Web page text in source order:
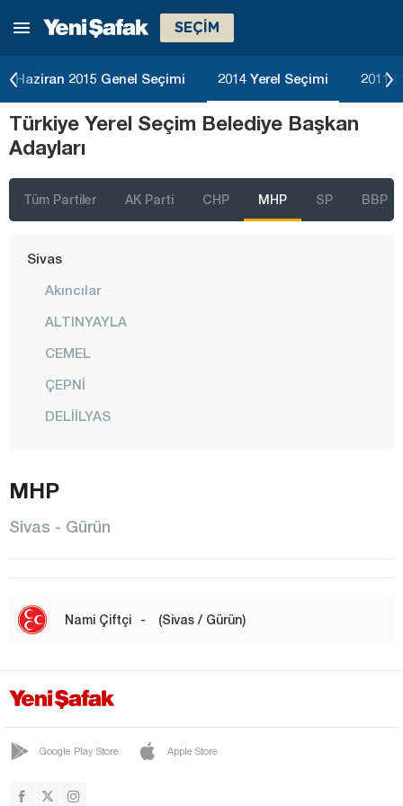
SEÇİM
Haziran 2015 Genel Seçimi 2014 Yerel Seçimi 2011
Türkiye Yerel Seçim Belediye Başkan
Adayları
Tüm Partiler AK Parti CHP MHP SP BBP
Ordu
Sakarya
Samsun
Sinop
Sivas
Akıncılar
ALTINYAYLA
CEMEL
ÇEPNİ
DELİİLYAS
HAFİK
İMRANLI
MERKEZ
MHP
Sivas - Gürün
Nami Çiftçi - (Sivas / Gürün)
Google Play Store Apple Store